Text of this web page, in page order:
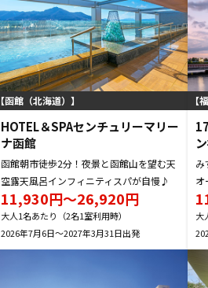
函館（北海道）
HOTEL＆SPAセンチュリーマリー
ナ函館
函館朝市徒歩2分！夜景と函館山を望む天
空露天風呂インフィニティスパが自慢♪
11,930円～26,920円
大人1名あたり（2名1室利用時）
2026年7月6日～2027年3月31日
み
オ
大